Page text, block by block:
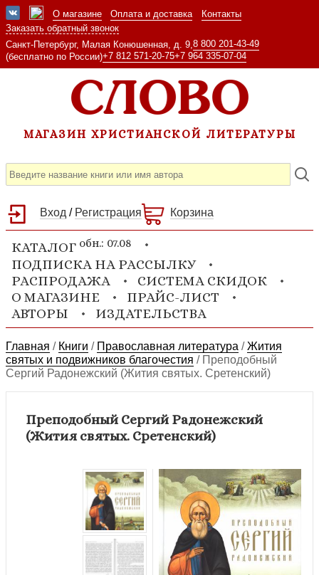
О магазине Оплата и доставка
Контакты
Заказать обратный звонок
Санкт-Петербург, Малая Конюшенная, д. 9, 8 800 201-43-49
(бесплатно по России)+7 812 571-20-75+7 964 335-07-04
МАГАЗИН ХРИСТИАНСКОЙ ЛИТЕРАТУРЫ
Вход / Регистрация Корзина
КАТАЛОГ обн.: 07.08
ПОДПИСКА НА РАССЫЛКУ
РАСПРОДАЖА
СИСТЕМА СКИДОК
О МАГАЗИНЕ
ПРАЙС-ЛИСТ
АВТОРЫ
ИЗДАТЕЛЬСТВА
Главная / Книги / Православная литература /Жития
святых и подвижников благочестия / Преподобный
Сергий Радонежский (Жития святых. Сретенский)
Преподобный Сергий Радонежский
(Жития святых. Сретенский)